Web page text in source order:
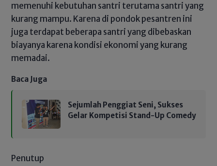
memenuhi kebutuhan santri terutama santri yang
kurang mampu. Karena di pondok pesantren ini
juga terdapat beberapa santri yang dibebaskan
biayanya karena kondisi ekonomi yang kurang
memadai.
Baca Juga
Sejumlah Penggiat Seni, Sukses
Gelar Kompetisi Stand-Up Comedy
Penutup